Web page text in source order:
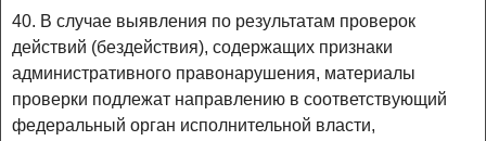
40. В случае выявления по результатам проверок
действий (бездействия), содержащих признаки
административного правонарушения, материалы
проверки подлежат направлению в соответствующий
федеральный орган исполнительной власти,